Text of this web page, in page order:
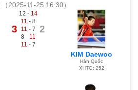
（2025-11-25 16:30）
3
12 - 14
11 - 8
11 - 7
8 - 11
11 - 7
2
KIM Daewoo
Hàn Quốc
XHTG: 252